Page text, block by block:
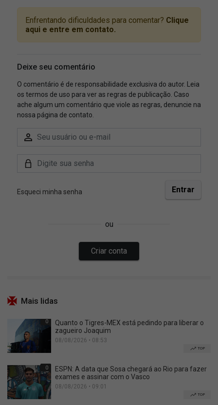
Mais lidas
0
Quanto o Tigres-MEX está pedindo para liberar o
zagueiro Joaquim
08/08/2026 • 08:53
TOP
0
ESPN: A data que Sosa chegará ao Rio para fazer
exames e assinar com o Vasco
08/08/2026 • 09:01
TOP